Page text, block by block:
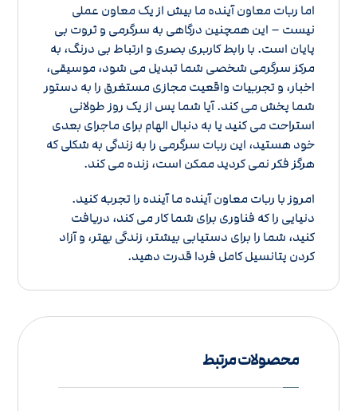
اما ربات معاون آینده ما بیش از یک معاون عملی
نیست – این همچنین درگاهی به سرگرمی و ثروت بی
پایان است. با رابط کاربری بصری و ارتباط بی درنگ، به
مرکز سرگرمی شخصی شما تبدیل می شود، موسیقی،
اخبار، و تجربیات واقعیت مجازی مستغرق را به دستور
شما پخش می کند. آیا شما پس از یک روز طولانی
استراحت می کنید یا به دنبال الهام برای ماجرای بعدی
خود هستید، این ربات سرگرمی را به زندگی به شکلی که
هرگز فکر نمی کردید ممکن است، زنده می کند.
امروز با ربات معاون آینده ما آینده را تجربه کنید.
دنیایی را که فناوری برای شما کار می کند، دریافت
کنید، شما را برای دستیابی بیشتر، زندگی بهتر، و آزاد
کردن پتانسیل کامل فردا قدرت دهید.
محصولات مرتبط